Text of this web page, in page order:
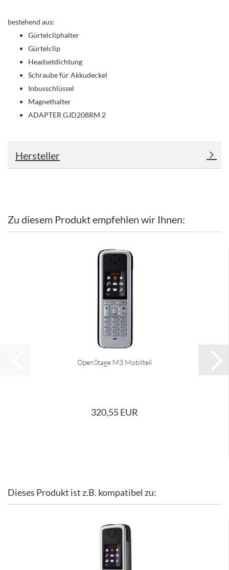
bestehend aus:
Gürtelcliphalter
Gürtelclip
Headsetdichtung
Schraube für Akkudeckel
Inbusschlüssel
Magnethalter
ADAPTER GJD208RM 2
Hersteller
Zu diesem Produkt empfehlen wir Ihnen:
OpenStage M3 Mobilteil
320,55 EUR
Dieses Produkt ist z.B. kompatibel zu: